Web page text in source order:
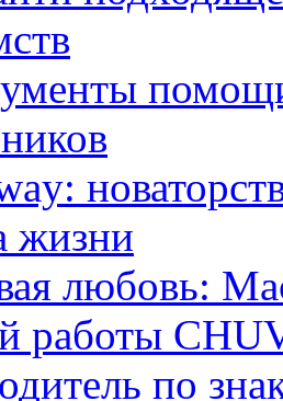
жизни
любовь:
работы
по